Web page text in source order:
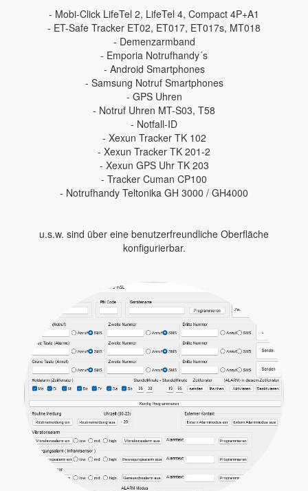
- Mobi-Click LifeTel 2, LifeTel 4, Compact 4P+A1
- ET-Safe Tracker ET02, ET017, ET017s, MT018
- Demenzarmband
- Emporia Notrufhandy´s
- Android Smartphones
- Samsung Notruf Smartphones
- GPS Uhren
- Notruf Uhren MT-S03, T58
- Notfall-ID
- Xexun Tracker TK 102
- Xexun Tracker TK 201-2
- Xexun GPS Uhr TK 203
- Tracker Cuman CP100
- Notrufhandy Teltonika GH 3000 / GH4000
u.s.w. sind über eine benutzerfreundliche Oberfläche
konfigurierbar.